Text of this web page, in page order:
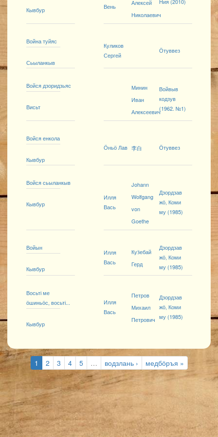
Кывбур
Вень
Алексей
Николаевич
Ния (2010)
Война туйяс
Сьыланкыв
Куликов
Сергей
Ӧтуввез
Войся дзоридзьяс
Висьт
Минин
Иван
Алексеевич
Войвыв
кодзув
(1962. №1)
Войся енкола
Кывбур
Ӧньӧ Лав 李白 Ӧтуввез
Войся сьыланкыв
Кывбур
Илля
Вась
Johann
Wolfgang
von
Goethe
Дзордзав
жӧ, Коми
му (1985)
Войын
Кывбур
Илля
Вась
Куӟебай
Герд
Дзордзав
жӧ, Коми
му (1985)
Восьті ме
ӧшиньӧс, восьті...
Кывбур
Илля
Вась
Петров
Михаил
Петрович
Дзордзав
жӧ, Коми
му (1985)
1 2 3 4 5 … водзлань › медбӧръя »